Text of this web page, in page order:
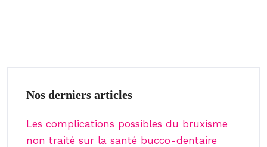
Nos derniers articles
Les complications possibles du bruxisme
non traité sur la santé bucco-dentaire